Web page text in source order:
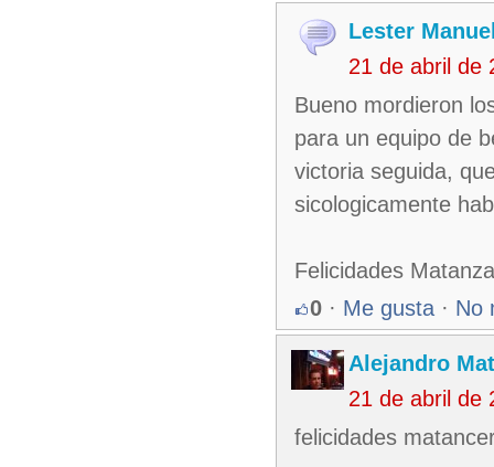
Lester
21 de abril de
Bueno mordieron
para un equipo de
victoria seguida,
sicologicamente
Felicidades
0 · Me gusta · No
Alejandro
21 de abril de
felicidades